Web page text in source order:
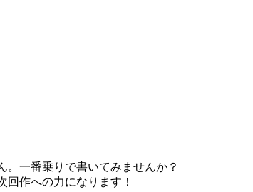
。一番乗りで書いてみませんか？
作への力になります！